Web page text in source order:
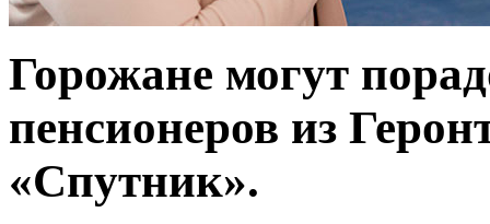
Горожане могут
пенсионеров из
«Спутник».